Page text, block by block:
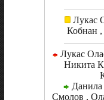
Лукас
Кобнан ,
Лукас
Никита
Смолов ,